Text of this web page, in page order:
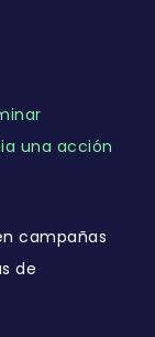
una acción
campañas
de